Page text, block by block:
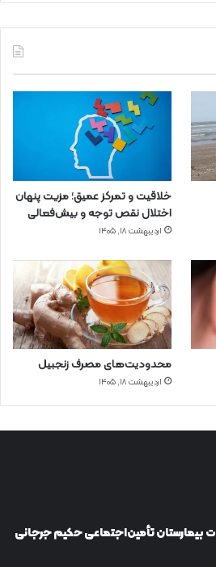
خلاقیت و تمرکز عمیق؛ مزیت پنهان
اختلال نقص توجه و بیش‌فعالی
اردیبهشت ۱۸, ۱۴۰۵
محدودیت‌های مصرف زنجبیل
اردیبهشت ۱۸, ۱۴۰۵
بیمارستان تأمین‌اجتماعی حکیم جرجانی